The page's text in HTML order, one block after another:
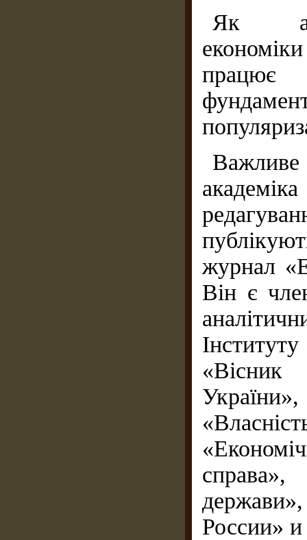
Як
Важливе
журнал
Він є
России»